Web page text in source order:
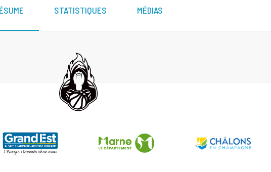
STATISTIQUES MÉDIAS